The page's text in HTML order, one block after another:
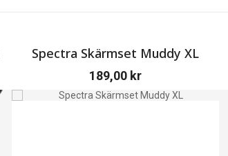
Spectra Skärmset Muddy XL
189,00 kr